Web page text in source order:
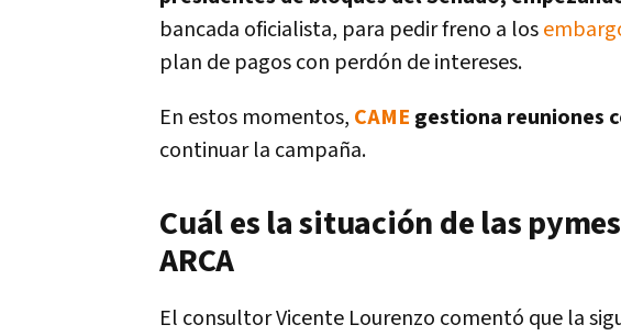
bancada oficialista, para pedir freno a los
plan de pagos con perdón de intereses.
En estos momentos, CAME gestiona reuniones
continuar la campaña.
Cuál es la situación de las
ARCA
El consultor Vicente Lourenzo comentó que la